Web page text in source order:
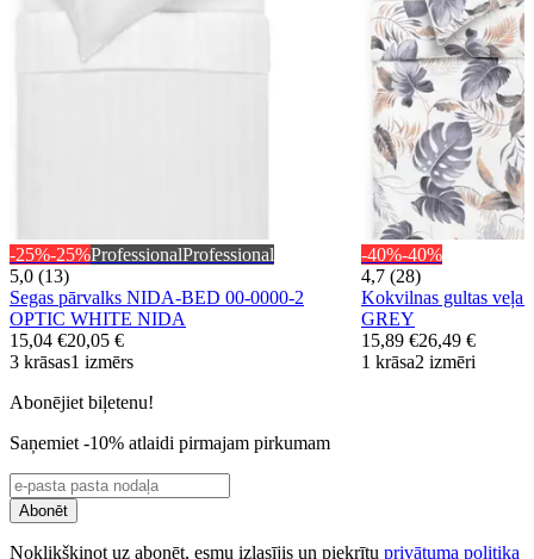
-25%-25%ProfessionalProfessional
5,0 (13)
Segas pārvalks NIDA-BED 00-0000-2
OPTIC WHITE NIDA
15,04 €20,05 €
3 krāsas1 izmērs
-40%-40%
4,7 (28)
Kokvilnas gultas
GREY
15,89 €26,49 €
1 krāsa2 izmēri
Abonējiet biļetenu!
Saņemiet -10% atlaidi pirmajam pirkumam
Abonēt
Noklikšķinot uz abonēt, esmu izlasījis un piekrītu privātuma politika